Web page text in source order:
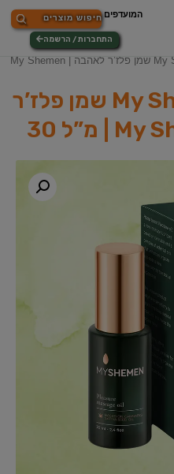
התחברות / הרשמה
/ My Shemen Pleasure שמן פלז’ר לאהבה | My Shemen
My Shemen Pleasure שמן פלז’ר